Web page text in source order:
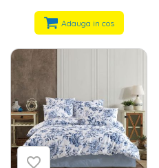
Adauga in cos